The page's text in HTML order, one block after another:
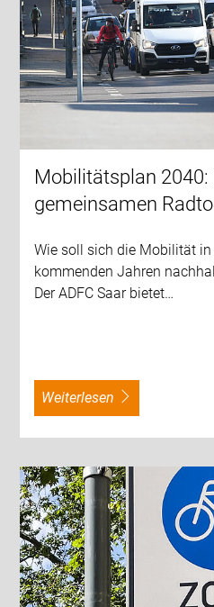
Mobilitätsplan 2040:
gemeinsamen
Wie soll sich die Mobilität in
kommenden Jahren
Der ADFC Saar bietet…
weiterlesen